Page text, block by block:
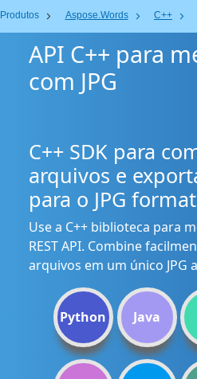
Produtos Aspose.Words C++
API C++ para
com JPG
C++ SDK para
arquivos e
para o JPG
Use a C++ biblioteca para
REST API. Combine
arquivos em um único JPG
Python Java